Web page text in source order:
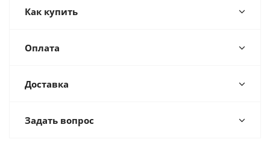
Как купить
Оплата
Доставка
Задать вопрос